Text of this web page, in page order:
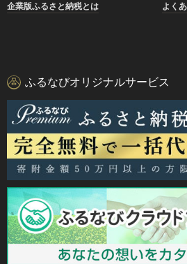
企業版ふるさと納税とは
よく
ふるなびオリジナルサービス